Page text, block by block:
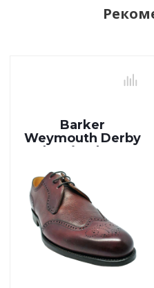
Barker
Weymouth Derby
Shoe in Cherry
Leathers